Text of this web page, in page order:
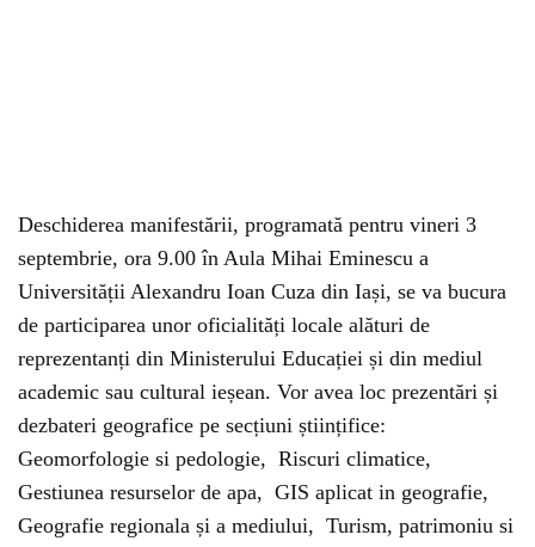
Deschiderea manifestării, programată pentru vineri 3
septembrie, ora 9.00 în Aula Mihai Eminescu a
Universității Alexandru Ioan Cuza din Iași, se va bucura
de participarea unor oficialități locale alături de
reprezentanți din Ministerului Educației și din mediul
academic sau cultural ieșean. Vor avea loc prezentări și
dezbateri geografice pe secțiuni științifice:
Geomorfologie si pedologie, Riscuri climatice,
Gestiunea resurselor de apa, GIS aplicat in geografie,
Geografie regionala și a mediului, Turism, patrimoniu si